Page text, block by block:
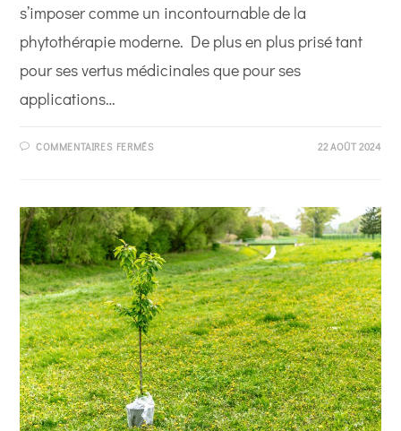
s’imposer comme un incontournable de la
phytothérapie moderne. De plus en plus prisé tant
pour ses vertus médicinales que pour ses
applications…
COMMENTAIRES FERMÉSSUR
IL
DEVENU
UNE
PLANTE
PHARE
EN
PHYTOTHÉRAPIE ?
22 AOÛT 2024